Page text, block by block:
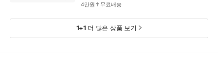
4만원↑무료배송
1+1 더 많은 상품 보기